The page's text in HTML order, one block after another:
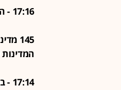
17:16 - האו"ם הצביע: אבו-מאזן יורשה לנאום בווידאו בעצרת הכללית בשבוע הבא
145